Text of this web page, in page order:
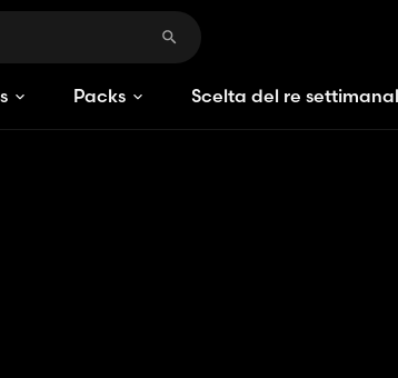
Packs Scelta del re